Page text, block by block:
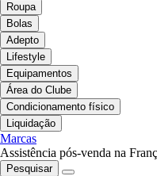
Roupa
Bolas
Adepto
Lifestyle
Equipamentos
Área do Clube
Condicionamento físico
Liquidação
Marcas
Assistência pós-venda na
Pesquisar